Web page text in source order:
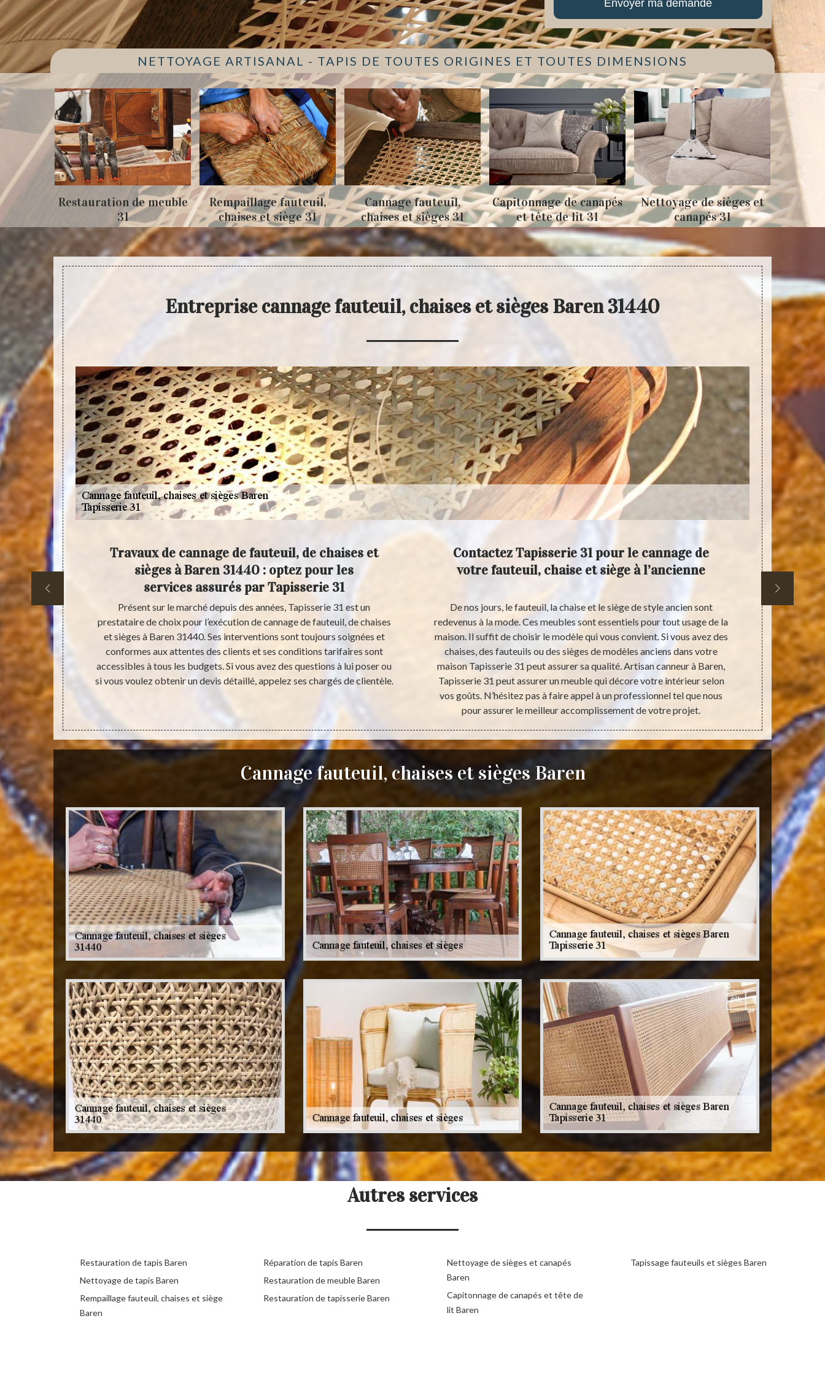
NETTOYAGE ARTISANAL - TAPIS DE TOUTES ORIGINES ET TOUTES DIMENSIONS
Restauration de meuble
Rempaillage fauteuil,
chaises et siège 31
Cannage fauteuil,
chaises et sièges 31
Capitonnage de canapés
et tête de lit 31
Nettoyage de sièges et
canapés 31
Tapissage
sièges
Entreprise cannage fauteuil, chaises et sièges Baren 31440
31
31 se
de
dans ses
pour
s’ajoute ses
Appelez-
Travaux de cannage de fauteuil, de chaises et
sièges à Baren 31440 : optez pour les
services assurés par Tapisserie 31
Présent sur le marché depuis des années, Tapisserie 31 est un
prestataire de choix pour l’exécution de cannage de fauteuil, de chaises
et sièges à Baren 31440. Ses interventions sont toujours soignées et
conformes aux attentes des clients et ses conditions tarifaires sont
accessibles à tous les budgets. Si vous avez des questions à lui poser ou
si vous voulez obtenir un devis détaillé, appelez ses chargés de clientèle.
Contactez Tapisserie 31 pour le cannage de
votre fauteuil, chaise et siège à l’ancienne
De nos jours, le fauteuil, la chaise et le siège de style ancien sont
redevenus à la mode. Ces meubles sont essentiels pour tout usage de la
maison. Il suffit de choisir le modèle qui vous convient. Si vous avez des
chaises, des fauteuils ou des sièges de modèles anciens dans votre
maison Tapisserie 31 peut assurer sa qualité. Artisan canneur à Baren,
Tapisserie 31 peut assurer un meuble qui décore votre intérieur selon
vos goûts. N’hésitez pas à faire appel à un professionnel tel que nous
pour assurer le meilleur accomplissement de votre projet.
Même si de
idée.
à votre
avez des
l’aimez
valoriser vos
Cannage fauteuil, chaises et sièges Baren
Autres services
Restauration de tapis Baren
Nettoyage de tapis Baren
Rempaillage fauteuil, chaises et siège
Baren
Réparation de tapis Baren
Restauration de meuble Baren
Restauration de tapisserie Baren
Nettoyage de sièges et canapés
Baren
Capitonnage de canapés et tête de
lit Baren
Tapissage fauteuils et sièges Baren